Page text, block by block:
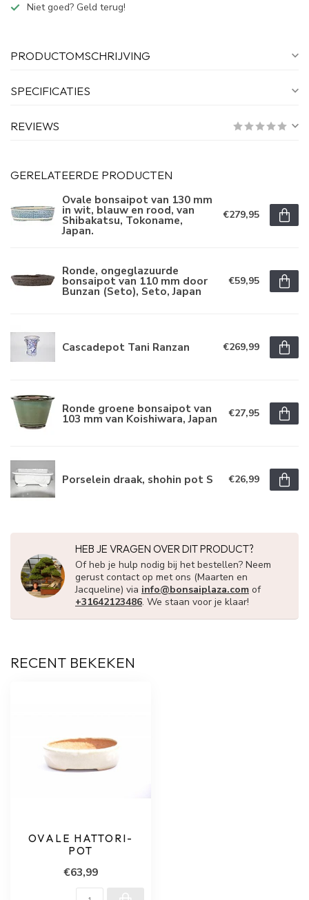
Niet goed? Geld terug!
PRODUCTOMSCHRIJVING
SPECIFICATIES
REVIEWS
GERELATEERDE PRODUCTEN
Ovale bonsaipot van 130 mm
in wit, blauw en rood, van
Shibakatsu, Tokoname,
Japan.
€279,95
Ronde, ongeglazuurde
bonsaipot van 110 mm door
Bunzan (Seto), Seto, Japan
€59,95
Cascadepot Tani Ranzan €269,99
Ronde groene bonsaipot van
103 mm van Koishiwara, Japan €27,95
Porselein draak, shohin pot S €26,99
HEB JE VRAGEN OVER DIT PRODUCT?
Of heb je hulp nodig bij het bestellen? Neem
gerust contact op met ons (Maarten en
Jacqueline) via info@bonsaiplaza.com of
+31642123486. We staan voor je klaar!
RECENT BEKEKEN
OVALE HATTORI-
POT
€63,99